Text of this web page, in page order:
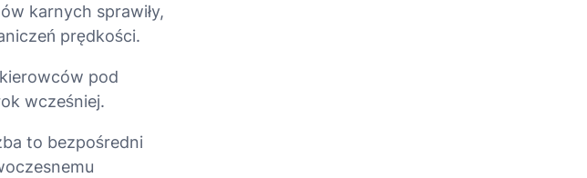
karnych sprawiły,
prędkości.
pod
wcześniej.
to bezpośredni